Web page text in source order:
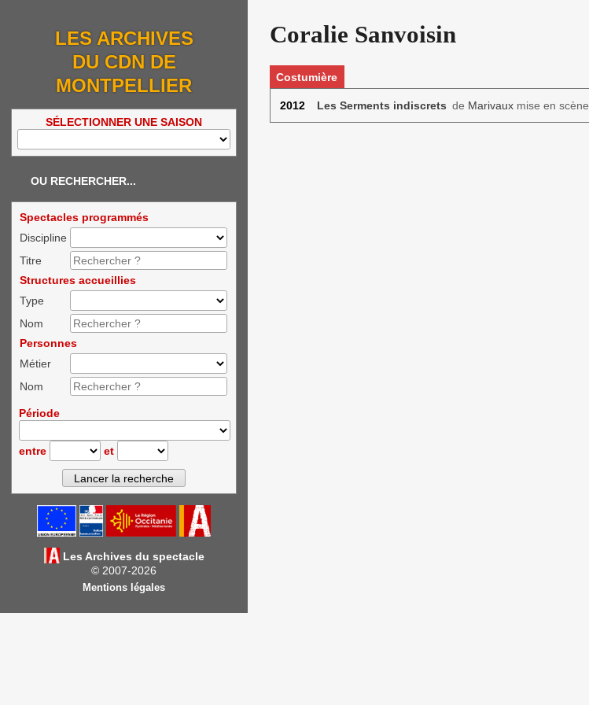
LES ARCHIVES
DU CDN DE
MONTPELLIER
SÉLECTIONNER UNE SAISON
OU RECHERCHER...
Spectacles programmés
Discipline
Titre
Structures accueillies
Type
Nom
Personnes
Métier
Nom
Période
entre et
Les Archives du spectacle
© 2007-2026
Mentions légales
Coralie Sanvoisin
Costumière
2012 Les Serments indiscrets de Marivauxmise en scène